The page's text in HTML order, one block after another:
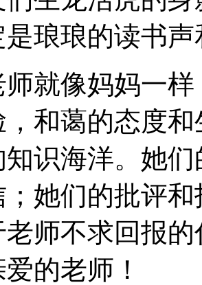
是琅琅的读书
就像妈妈一
，和蔼的态度
识海洋。她
她们的批评
师不求回报
的老师！